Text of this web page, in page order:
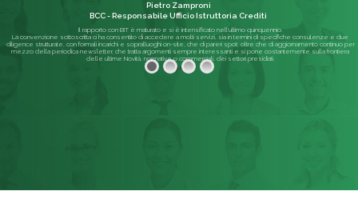
Il rapporto con BIT è maturato e si è intensificato nell'ultimo quinquennio.
La convenzione sottoscritta ci ha consentito di accedere a molti servizi, sia in termini di specifiche consulenze e due
diligence strutturate, con formali incarichi e sopralluoghi on-site, che di pareri spot; oltre che di aggiornamento continuo per
mezzo della periodica newsletter, che tratta argomenti sempre interessanti e si pone costantemente sulla frontiera
delle ultime Novità, normative o commerciali, dei settori presidiati.
Pietro Zamproni
BCC - Responsabile Ufficio Istruttoria Crediti
Leggi di più